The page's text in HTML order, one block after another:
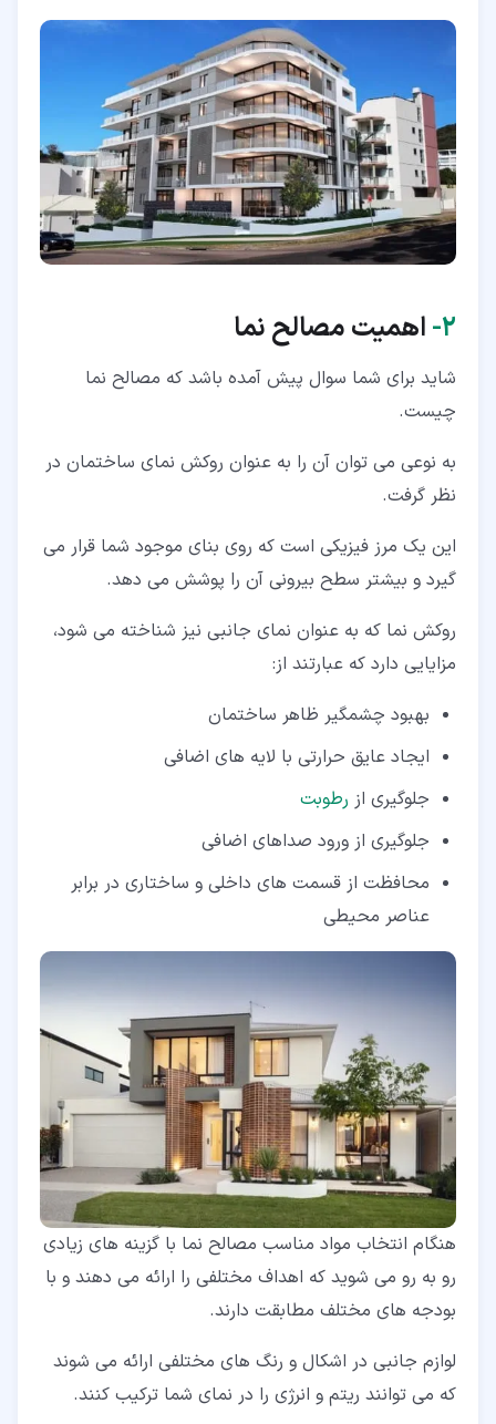
۲‏- اهمیت مصالح نما
شاید برای شما سوال پیش آمده باشد که مصالح نما
چیست.
به نوعی می توان آن را به عنوان روکش نمای ساختمان در
نظر گرفت.
این یک مرز فیزیکی است که روی بنای موجود شما قرار می
گیرد و بیشتر سطح بیرونی آن را پوشش می دهد.
روکش نما که به عنوان نمای جانبی نیز شناخته می شود،
مزایایی دارد که عبارتند از:
بهبود چشمگیر ظاهر ساختمان
ایجاد عایق حرارتی با لایه های اضافی
جلوگیری از رطوبت
جلوگیری از ورود صداهای اضافی
محافظت از قسمت های داخلی و ساختاری در برابر
عناصر محیطی
هنگام انتخاب مواد مناسب مصالح نما با گزینه های زیادی
رو به رو می شوید که اهداف مختلفی را ارائه می دهند و با
بودجه های مختلف مطابقت دارند.
لوازم جانبی در اشکال و رنگ های مختلفی ارائه می شوند
که می توانند ریتم و انرژی را در نمای شما ترکیب کنند.